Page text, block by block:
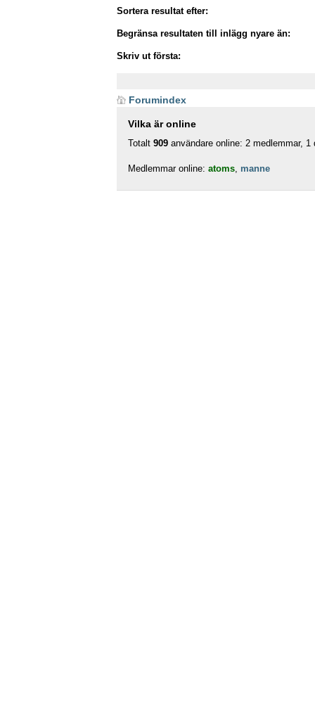
Sortera resultat efter:
Begränsa resultaten till inlägg nyare än:
Skriv ut första:
Forumindex
Vilka är online
Totalt 909 användare online: 2 medlemmar,
Medlemmar online: atoms manne